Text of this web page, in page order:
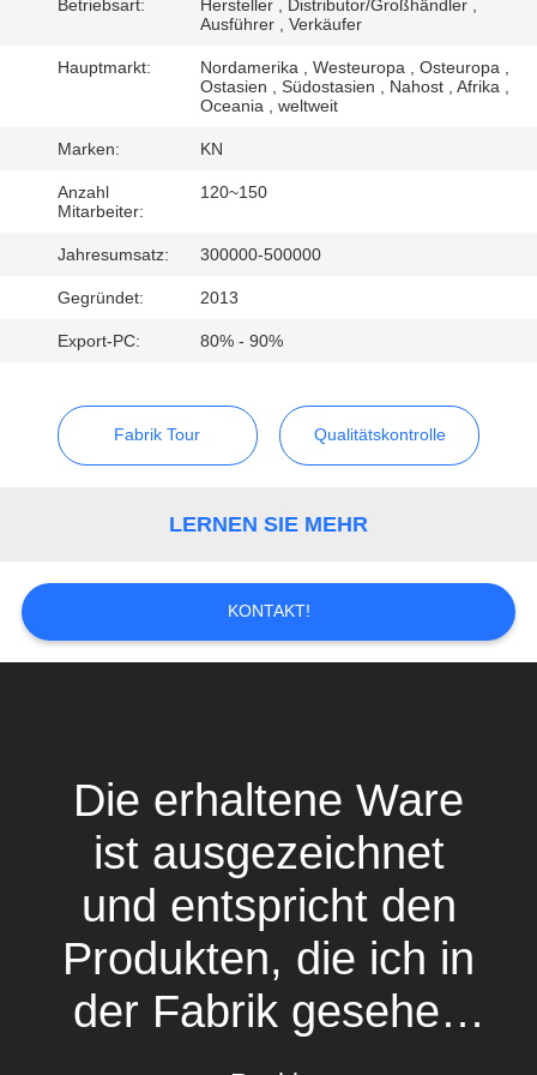
UNS
NACHRICHTEN
ANGEBOT
DATENSCHUTZRICHTLINIE
Betriebsart:
Hersteller , Distributor/Großhändler ,
Ausführer , Verkäufer
Hauptmarkt:
Nordamerika , Westeuropa , Osteuropa ,
Ostasien , Südostasien , Nahost , Afrika ,
Oceania , weltweit
Marken: KN
Anzahl
Mitarbeiter:
120~150
Jahresumsatz: 300000-500000
Gegründet: 2013
Export-PC: 80% - 90%
Fabrik Tour Qualitätskontrolle
LERNEN SIE MEHR
KONTAKT!
Die erhaltene Ware
ist ausgezeichnet
und entspricht den
Produkten, die ich in
der Fabrik gesehen
habe. Ich hatte auch